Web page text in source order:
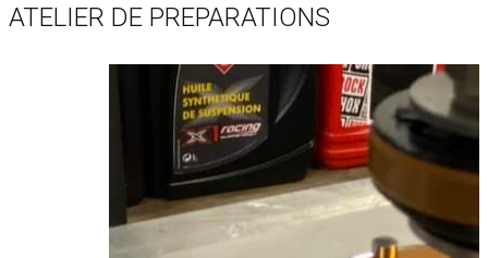
ATELIER DE PREPARATIONS